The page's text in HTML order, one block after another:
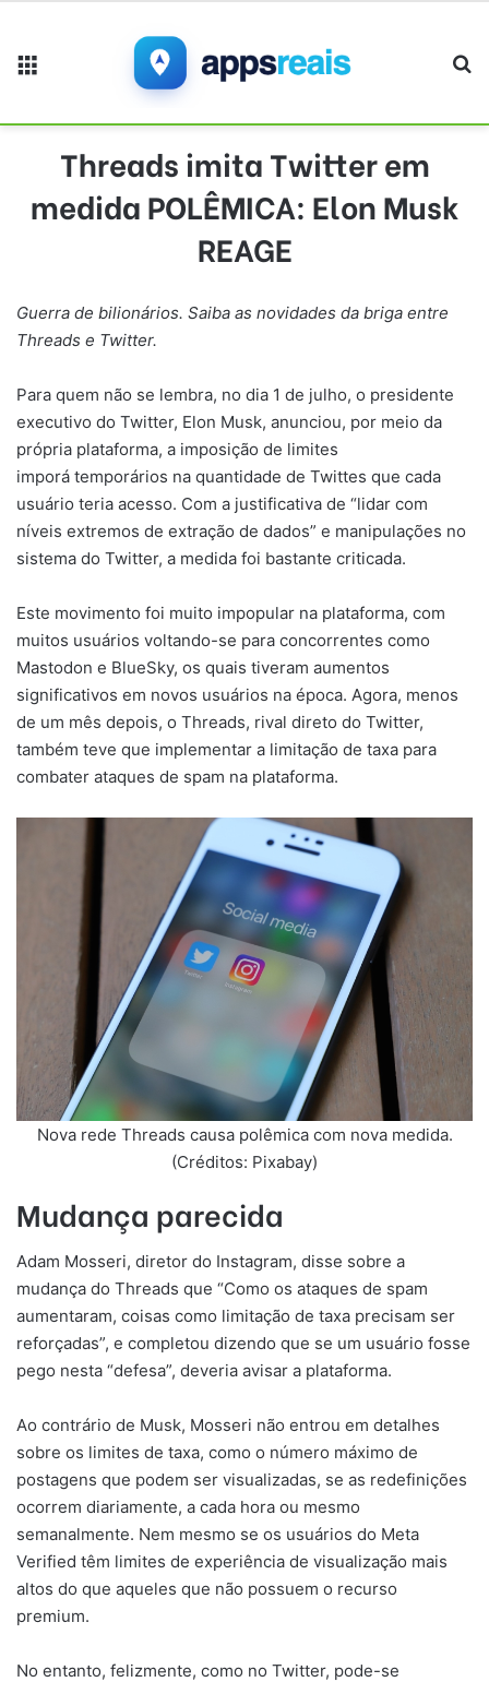
Threads imita Twitter em
medida POLÊMICA: Elon Musk
REAGE
Guerra de bilionários. Saiba as novidades da briga entre
Threads e Twitter.
Para quem não se lembra, no dia 1 de julho, o presidente
executivo do Twitter, Elon Musk, anunciou, por meio da
própria plataforma, a imposição de limites
imporá temporários na quantidade de Twittes que cada
usuário teria acesso. Com a justificativa de “lidar com
níveis extremos de extração de dados” e manipulações no
sistema do Twitter, a medida foi bastante criticada.
Este movimento foi muito impopular na plataforma, com
muitos usuários voltando-se para concorrentes como
Mastodon e BlueSky, os quais tiveram aumentos
significativos em novos usuários na época. Agora, menos
de um mês depois, o Threads, rival direto do Twitter,
também teve que implementar a limitação de taxa para
combater ataques de spam na plataforma.
Nova rede Threads causa polêmica com nova medida.
(Créditos: Pixabay)
Mudança parecida
Adam Mosseri, diretor do Instagram, disse sobre a
mudança do Threads que “Como os ataques de spam
aumentaram, coisas como limitação de taxa precisam ser
reforçadas”, e completou dizendo que se um usuário fosse
pego nesta “defesa”, deveria avisar a plataforma.
Ao contrário de Musk, Mosseri não entrou em detalhes
sobre os limites de taxa, como o número máximo de
postagens que podem ser visualizadas, se as redefinições
ocorrem diariamente, a cada hora ou mesmo
semanalmente. Nem mesmo se os usuários do Meta
Verified têm limites de experiência de visualização mais
altos do que aqueles que não possuem o recurso
premium.
No entanto, felizmente, como no Twitter, pode-se